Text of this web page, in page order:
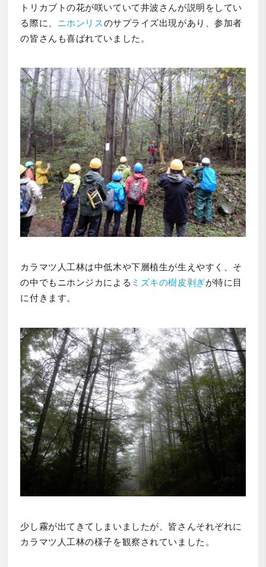
トリカブトの花が咲いていて井波さんが説明をしてい
る際に、 ニホンリスのサプライズ出現があり、参加者
の皆さんも喜ばれていました。
カラマツ人工林は中低木や下層植生が生えやすく、そ
の中でもニホンジカによる ミズキの樹皮剥ぎが特に目
に付きます。
少し霧が出てきてしまいましたが、皆さんそれぞれに
カラマツ人工林の様子を観察されていました。